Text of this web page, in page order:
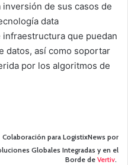
de sus casos de
data
que puedan
datos, así como soportar
por los algoritmos de
Colaboración para LogistixNews por
Globales Integradas y en el
Borde de Vertiv.